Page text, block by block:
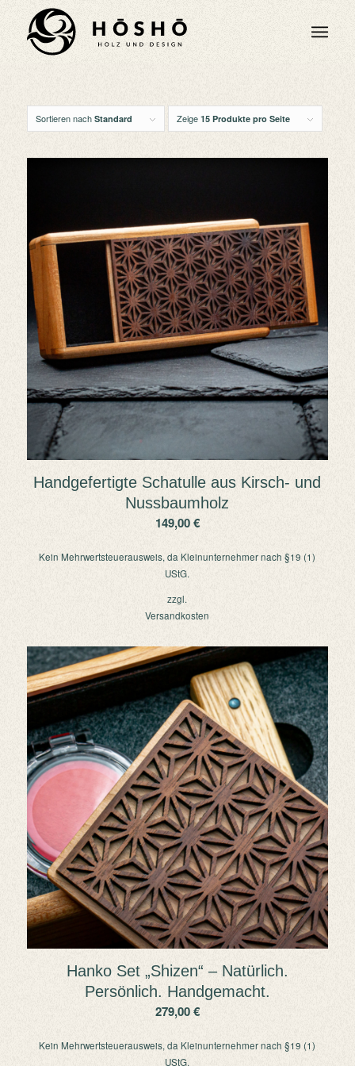
Sortieren nach Standard Zeige 15 Produkte pro Seite
Handgefertigte Schatulle aus Kirsch- und
Nussbaumholz
149,00€
Kein Mehrwertsteuerausweis, da Kleinunternehmer nach §19 (1)
UStG.
zzgl.
Versandkosten
Hanko Set „Shizen“ – Natürlich.
Persönlich. Handgemacht.
279,00€
Kein Mehrwertsteuerausweis, da Kleinunternehmer nach §19 (1)
UStG.